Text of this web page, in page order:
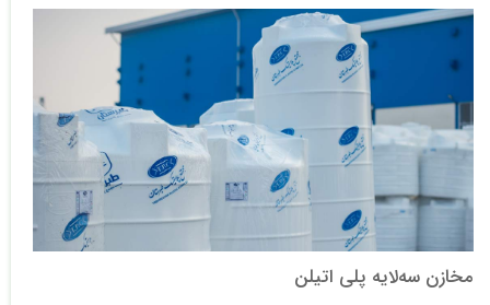
مخازن سه‌لایه پلی اتیلن